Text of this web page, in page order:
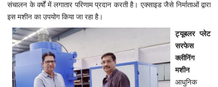
संचालन के वर्षों में लगातार परिणाम प्रदान करती है। एक्साइड जैसे निर्माताओं द्वारा
इस मशीन का उपयोग किया जा रहा है।
ट्यूबलर प्लेट
सरफेस
क्लीनिंग
मशीन
आधुनिक